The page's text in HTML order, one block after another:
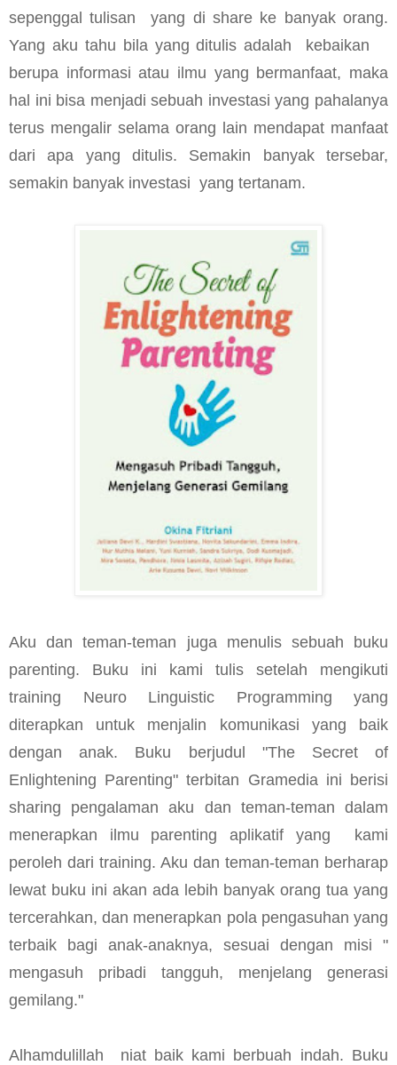
sepenggal tulisan
yang di share ke banyak orang.
Yang aku tahu bila yang ditulis adalah
kebaikan
berupa informasi atau ilmu yang bermanfaat, maka
hal ini bisa menjadi sebuah investasi yang pahalanya
terus mengalir selama orang lain mendapat manfaat
dari apa yang ditulis. Semakin banyak tersebar,
semakin banyak investasi yang tertanam.
Aku dan teman-teman juga menulis sebuah buku
parenting. Buku ini kami tulis setelah mengikuti
training Neuro Linguistic Programming yang
diterapkan untuk menjalin komunikasi yang baik
dengan anak. Buku berjudul "The Secret of
Enlightening Parenting" terbitan Gramedia ini berisi
sharing pengalaman aku dan teman-teman dalam
menerapkan ilmu parenting aplikatif yang kami
peroleh dari training. Aku dan teman-teman berharap
lewat buku ini akan ada lebih banyak orang tua yang
tercerahkan, dan menerapkan pola pengasuhan yang
terbaik bagi anak-anaknya, sesuai dengan misi "
mengasuh pribadi tangguh, menjelang generasi
gemilang."
Alhamdulillah niat baik kami berbuah indah. Buku